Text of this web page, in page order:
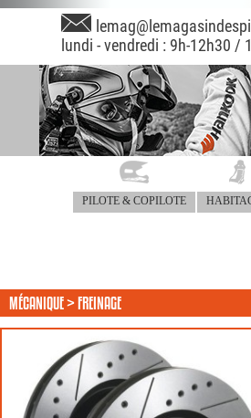
lundi - vendredi : 9h-12h30 /
PILOTE & COPILOTE
MÉCANIQUE >FREINAGE